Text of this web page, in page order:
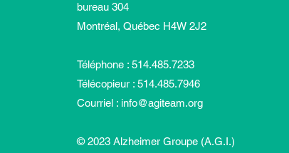
bureau 304
Montréal, Québec H4W 2J2
Téléphone : 514.485.7233
Télécopieur : 514.485.7946
Courriel : info@agiteam.org
© 2023 Alzheimer Groupe (A.G.I.)